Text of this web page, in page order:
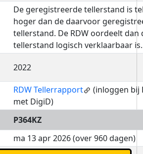
De geregistreerde tellerstand is
hoger dan de daarvoor
tellerstand. De RDW oordeelt dan
tellerstand logisch verklaarbaar is.
2022
RDW Tellerrapport
(inloggen bij
met DigiD)
P364KZ
ma 13 apr 2026 (over 960 dagen)